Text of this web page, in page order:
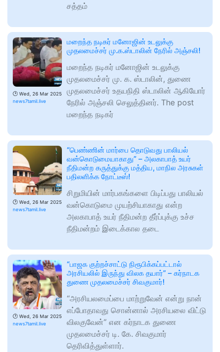
சத்தம்
🕑 Wed, 26 Mar 2025
news7tamil.live
மறைந்த நடிகர் மனோஜின் உடலுக்கு
முதலமைச்சர் மு.க.ஸ்டாலின் நேரில் அஞ்சலி!
மறைந்த நடிகர் மனோஜின் உடலுக்கு
முதலமைச்சர் மு. க. ஸ்டாலின், துணை
முதலமைச்சர் உதயநிதி ஸ்டாலின் ஆகியோர்
நேரில் அஞ்சலி செலுத்தினர். The post
மறைந்த நடிகர்
🕑 Wed, 26 Mar 2025
news7tamil.live
“பெண்ணின் மார்பை தொடுவது பாலியல்
வன்கொடுமையாகாது” – அலகாபாத் உயர்
நீதிமன்ற கருத்துக்கு மத்திய, மாநில அரசுகள்
பதிலளிக்க நோட்டீஸ்!
சிறுமியின் மார்பகங்களை பிடிப்பது பாலியல்
வன்கொடுமை முயற்சியாகாது என்ற
அலகாபாத் உயர் நீதிமன்ற தீர்ப்புக்கு உச்ச
நீதிமன்றம் இடைக்கால தடை
🕑 Wed, 26 Mar 2025
news7tamil.live
“பாஜக குற்றச்சாட்டு நிரூபிக்கப்பட்டால்
அரசியலில் இருந்து விலக தயார்” – கர்நாடக
துணை முதலமைச்சர் சிவகுமார்!
“அரசியலமைப்பை மாற்றுவேன் என்று நான்
எப்போதாவது சொன்னால் அரசியலை விட்டு
விலகுவேன்” என கர்நாடக துணை
முதலமைச்சர் டி. கே. சிவகுமார்
தெரிவித்துள்ளார்.